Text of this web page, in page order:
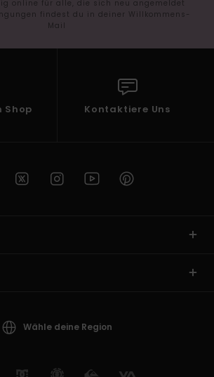
online für alle, die sich neu angemeldet
findest du in deiner Willkommens-
Mail
Shop Kontaktiere Uns
Wähle deine Region